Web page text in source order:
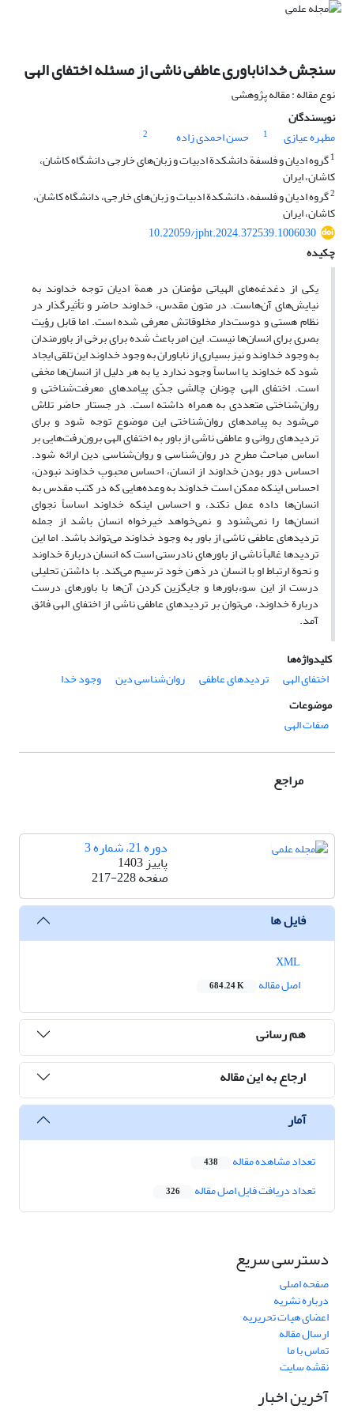
سنجش خداناباوری عاطفی ناشی از مسئله اختفای الهی
نوع مقاله : مقاله پژوهشی
نویسندگان
مطهره عیازی
1 حسن احمدی زاده
2
1گروه ادیان و فلسفة دانشکدة ادبیات و زبان‌های خارجی دانشگاه کاشان،
کاشان، ایران
2گروه ادیان و فلسفه، دانشکدة ادبیات و زبان‌های خارجی، دانشگاه کاشان،
کاشان، ایران
10.22059/jpht.2024.372539.1006030
چکیده
یکی از دغدغه‌های الهیاتی مؤمنان در همة ادیان توجه خداوند به
نیایش‌های آن‌هاست. در متون مقدس، خداوند حاضر و تأثیرگذار در
نظام هستی و دوست‌دار مخلوقاتش معرفی شده است. اما قابل رؤیت
بصری برای انسان‌ها نیست. این امر باعث شده برای برخی از باورمندان
به وجود خداوند و نیز بسیاری از ناباوران به وجود خداوند این تلقی ایجاد
شود که خداوند یا اساساً وجود ندارد یا به هر دلیل از انسان‌ها مخفی
است. اختفای الهی چونان چالشی جدّی پیامدهای معرفت‌شناختی و
روان‌شناختی متعددی به همراه داشته است. در جستار حاضر تلاش
می‌شود به پیامدهای روان‌شناختی این موضوع توجه شود و برای
تردیدهای روانی و عاطفی ناشی از باور به اختفای الهی برون‌رفت‌هایی بر
اساس مباحث مطرح در روان‌شناسی و روان‌شناسی دین ارائه شود.
احساس دور بودن خداوند از انسان، احساس محبوبِ خداوند نبودن،
احساس اینکه ممکن است خداوند به وعده‌هایی که در کتب مقدس به
انسان‌ها داده عمل نکند، و احساس اینکه خداوند اساساً نجوای
انسان‌ها را نمی‌شنود و نمی‌خواهد خیرخواه انسان باشد از جمله
تردیدهای عاطفی ناشی از باور به وجود خداوند می‌تواند باشد. اما این
تردیدها غالباً ناشی از باورهای نادرستی است که انسان دربارة خداوند
و نحوة ارتباط او با انسان در ذهن خود ترسیم می‌کند. با داشتن تحلیلی
درست از این سوءباورها و جایگزین کردن آن‌ها با باورهای درست
دربارة خداوند، می‌توان بر تردیدهای عاطفی ناشی از اختفای الهی فائق
آمد.
کلیدواژه‌ها
اختفای الهی
تردیدهای عاطفی روان‌شناسی دین
وجود خدا
موضوعات
صفات الهی
مراجع
دوره 21، شماره 3
پاییز 1403
صفحه217-228
فایل ها
اصل مقاله
684.24 K
هم رسانی
ارجاع به این مقاله
آمار
تعداد مشاهده مقاله 438
تعداد دریافت فایل اصل مقاله 326
دسترسی سریع
صفحه اصلی
درباره نشریه
اعضای هیات تحریریه
ارسال مقاله
تماس با ما
نقشه سایت
آخرین اخبار